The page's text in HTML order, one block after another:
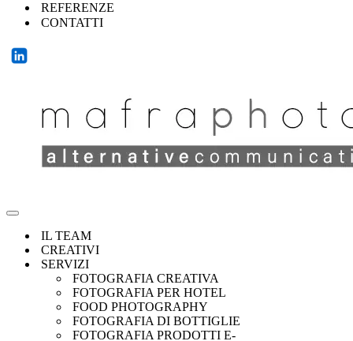
REFERENZE
CONTATTI
IL TEAM
CREATIVI
SERVIZI
FOTOGRAFIA CREATIVA
FOTOGRAFIA PER HOTEL
FOOD PHOTOGRAPHY
FOTOGRAFIA DI BOTTIGLIE
FOTOGRAFIA PRODOTTI E-